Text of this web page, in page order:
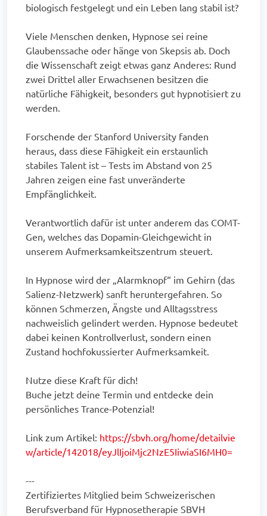
biologisch festgelegt und ein Leben lang stabil ist?
Viele Menschen denken, Hypnose sei reine
Glaubenssache oder hänge von Skepsis ab. Doch
die Wissenschaft zeigt etwas ganz Anderes: Rund
zwei Drittel aller Erwachsenen besitzen die
natürliche Fähigkeit, besonders gut hypnotisiert zu
werden.
Forschende der Stanford University fanden
heraus, dass diese Fähigkeit ein erstaunlich
stabiles Talent ist – Tests im Abstand von 25
Jahren zeigen eine fast unveränderte
Empfänglichkeit.
Verantwortlich dafür ist unter anderem das COMT-
Gen, welches das Dopamin-Gleichgewicht in
unserem Aufmerksamkeitszentrum steuert.
In Hypnose wird der „Alarmknopf“ im Gehirn (das
Salienz-Netzwerk) sanft heruntergefahren. So
können Schmerzen, Ängste und Alltagsstress
nachweislich gelindert werden. Hypnose bedeutet
dabei keinen Kontrollverlust, sondern einen
Zustand hochfokussierter Aufmerksamkeit.
Nutze diese Kraft für dich!
Buche jetzt deine Termin und entdecke dein
persönliches Trance-Potenzial!
Link zum Artikel: https://sbvh.org/home/detailvie
w/article/142018/eyJlIjoiMjc2NzE5IiwiaSI6MH0=
---
Zertifiziertes Mitglied beim Schweizerischen
Berufsverband für Hypnosetherapie SBVH